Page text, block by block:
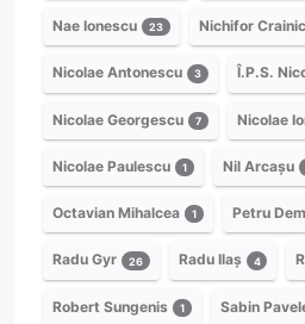
Nae Ionescu 23 Nichifor Crainic
Nicolae Antonescu 3 Î.P.S.
Nicolae Georgescu 7 Nicolae
Nicolae Paulescu 1 Nil Arcașu
Octavian Mihalcea 1 Petru
Radu Gyr 26 Radu Ilaș 4
Robert Sungenis 1 Sabin